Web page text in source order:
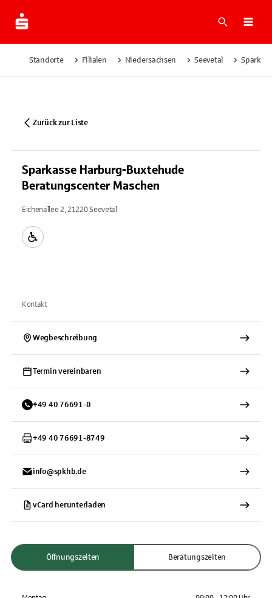
Suche
Standorte Filialen Niedersachsen Seevetal
Zurück zur Liste
Sparkasse Harburg-Buxtehude
Beratungscenter Maschen
Eichenallee 2, 21220 Seevetal
Kontakt
Wegbeschreibung
Termin vereinbaren
+49 40 76691-0
+49 40 76691-8749
info@spkhb.de
vCard herunterladen
Öffnungszeiten Beratungszeiten